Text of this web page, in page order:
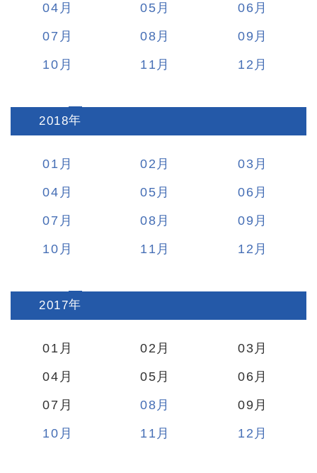
04
05
06
07
08
09
10
11 12
2018:
01 02
03
04
05
06
07
08
09
10
11 12
2017:
01 02
03
04
05
06
07
08
09
10
11 12